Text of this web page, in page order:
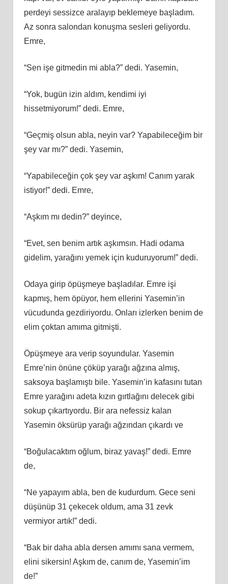
perdeyi sessizce aralayıp beklemeye başladım.
Az sonra salondan konuşma sesleri geliyordu.
Emre,
“Sen işe gitmedin mi abla?” dedi. Yasemin,
“Yok, bugün izin aldım, kendimi iyi
hissetmiyorum!” dedi. Emre,
“Geçmiş olsun abla, neyin var? Yapabileceğim bir
şey var mı?” dedi. Yasemin,
“Yapabileceğin çok şey var aşkım! Canım yarak
istiyor!” dedi. Emre,
“Aşkım mı dedin?” deyince,
“Evet, sen benim artık aşkımsın. Hadi odama
gidelim, yarağını yemek için kuduruyorum!” dedi.
Odaya girip öpüşmeye başladılar. Emre işi
kapmış, hem öpüyor, hem ellerini Yasemin’in
vücudunda gezdiriyordu. Onları izlerken benim de
elim çoktan amıma gitmişti.
Öpüşmeye ara verip soyundular. Yasemin
Emre’nin önüne çöküp yarağı ağzına almış,
saksoya başlamıştı bile. Yasemin’in kafasını tutan
Emre yarağını adeta kızın gırtlağını delecek gibi
sokup çıkartıyordu. Bir ara nefessiz kalan
Yasemin öksürüp yarağı ağzından çıkardı ve
“Boğulacaktım oğlum, biraz yavaş!” dedi. Emre
de,
“Ne yapayım abla, ben de kudurdum. Gece seni
düşünüp 31 çekecek oldum, ama 31 zevk
vermiyor artık!” dedi.
“Bak bir daha abla dersen amımı sana vermem,
elini sikersin! Aşkım de, canım de, Yasemin’im
de!”